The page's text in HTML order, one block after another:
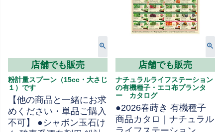
店舗でも販売
粉計量スプーン（15cc・大さじ
１）です
【他の商品と一緒にお求
めください・単品ご購入
不可】 ●シャボン玉石け
店舗でも販売
ナチュラルライフステーション
の有機種子・エコ布プランタ
ー カタログ
●2026春蒔き 有機種子
商品カタロ｜ナチュラル